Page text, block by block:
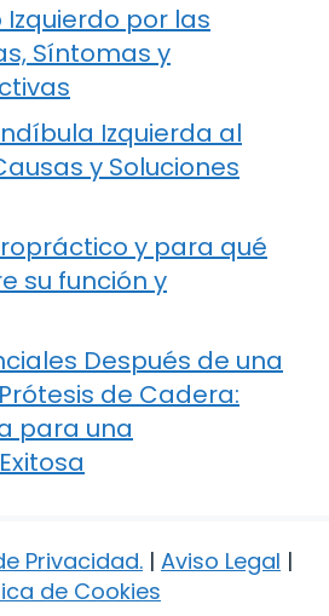
Izquierdo por las
Síntomas y
Izquierda al
y Soluciones
y para qué
su función y
Después de una
de Cadera:
para una
Privacidad. | Aviso Legal |
de Cookies